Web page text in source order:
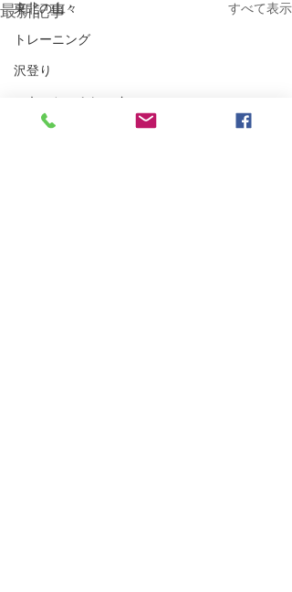
東北の山々
トレーニング
沢登り
スキーシュミレーター
最新記事 すべて表示